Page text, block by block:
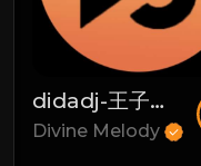
didadj-王子与公主 (Dida House)
Divine Melody